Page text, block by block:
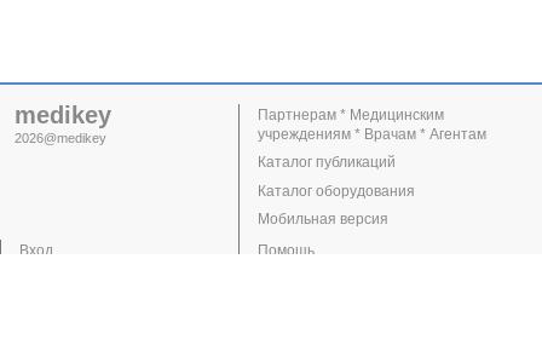
medikey
2026@medikey
Вход
Партнерам * Медицинским
учреждениям * Врачам * Агентам
Каталог публикаций
Каталог оборудования
Мобильная версия
Помощь